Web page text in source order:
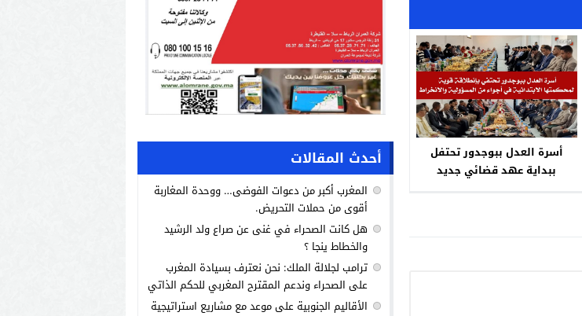
أسرة العدل ببوجدور تحتفل
ببداية عهد قضائي جديد
أحدث المقالات
المغرب أكبر من دعوات الفوضى… ووحدة المغاربة
أقوى من حملات التحريض.
هل كانت الصحراء في غنى عن صراع ولد الرشيد
والخطاط ينجا ؟
ترامب لجلالة الملك: نحن نعترف بسيادة المغرب
على الصحراء وندعم المقترح المغربي للحكم الذاتي
الأقاليم الجنوبية على موعد مع مشاريع استراتيجية